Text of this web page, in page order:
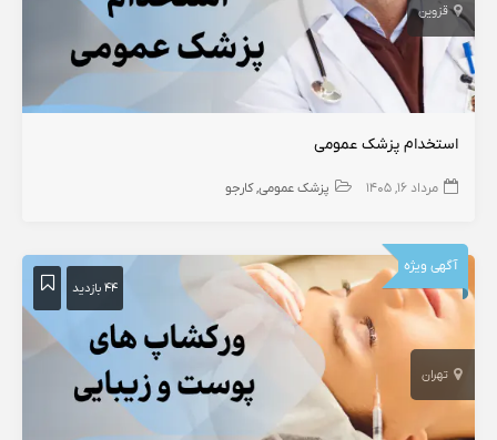
قزوین
استخدام پزشک عمومی
مرداد ۱۶, ۱۴۰۵ پزشک عمومی کارجو
آگهی ویژه
۴۴ بازدید
تهران